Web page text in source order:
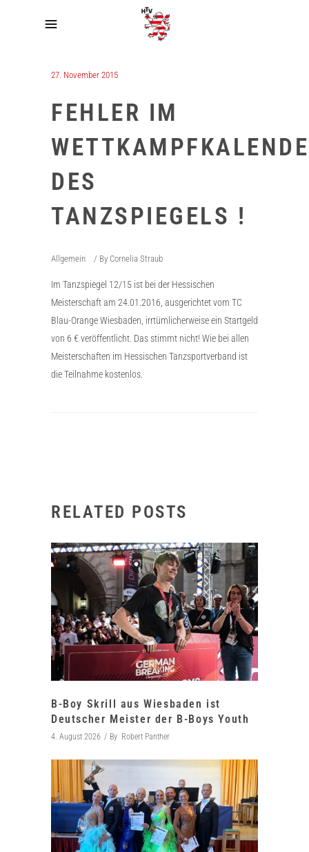
27. November 2015
FEHLER IM
DES
TANZSPIEGELS !
Allgemein By Cornelia Straub
Im Tanzspiegel 12/15 ist bei der Hessischen
Meisterschaft am 24.01.2016, ausgerichtet vom TC
Blau-Orange Wiesbaden, irrtümlicherweise ein Startgeld
von 6 € veröffentlicht. Das stimmt nicht! Wie bei allen
Meisterschaften im Hessischen Tanzsportverband ist
die Teilnahme kostenlos.
RELATED POSTS
B-Boy Skrill aus Wiesbaden ist
Deutscher Meister der B-Boys Youth
4. August 2026 By Robert Panther